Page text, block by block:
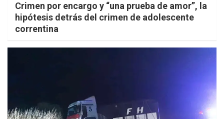
Crimen por encargo y “una prueba de amor”, la
hipótesis detrás del crimen de adolescente
correntina